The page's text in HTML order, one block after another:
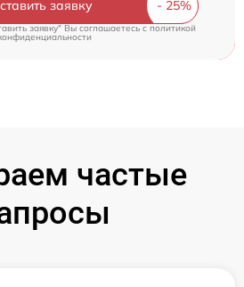
заявку
заявку" Вы соглашаетесь cполитикой
частые